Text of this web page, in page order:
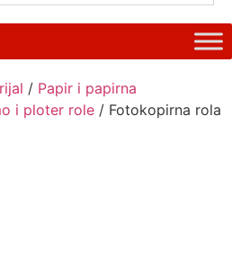
/ Papir i papirna
i ploter role / Fotokopirna rola